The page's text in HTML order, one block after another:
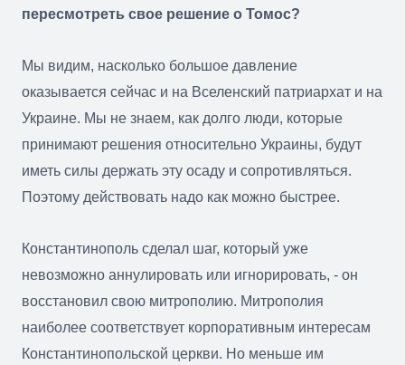
пересмотреть свое решение о Томос?
Мы видим, насколько большое давление
оказывается сейчас и на Вселенский патриархат и на
Украине. Мы не знаем, как долго люди, которые
принимают решения относительно Украины, будут
иметь силы держать эту осаду и сопротивляться.
Поэтому действовать надо как можно быстрее.
Константинополь сделал шаг, который уже
невозможно аннулировать или игнорировать, - он
восстановил свою митрополию. Митрополия
наиболее соответствует корпоративным интересам
Константинопольской церкви. Но меньше им